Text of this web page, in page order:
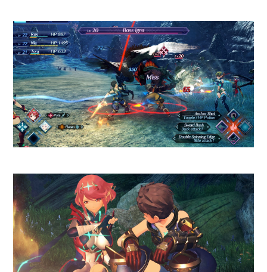
toda esta invasión no logra
despegar en estos primeros
episodios -son seis en total- y no
resulta lo suficientemente
atractiva para dejarnos
intrigados.Sorpresas no
faltan, pero resta astucia
para lo demás.
Ya sabemos que hay algo más
allá de los planes de los